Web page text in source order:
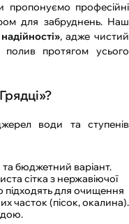
професійні
для забруднень. Наш
, адже чистий
протягом усього
води та ступенів
бюджетний варіант.
сітка з нержавіючої
підходять для очищення
часток (пісок, окалина).